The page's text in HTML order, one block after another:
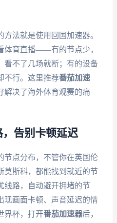
法就是使用回国加速器。
体育直播——有的节点少，
看不了几场就断；有的设备
不行。这里推荐番茄加速
解决了海外体育观赛的痛
告别卡顿延迟
节点分布，不管你在英国伦
莫斯科，都能找到就近的节
线路，自动避开拥堵的节
现画面卡顿、声音延迟的情
界杯，打开番茄加速器后，